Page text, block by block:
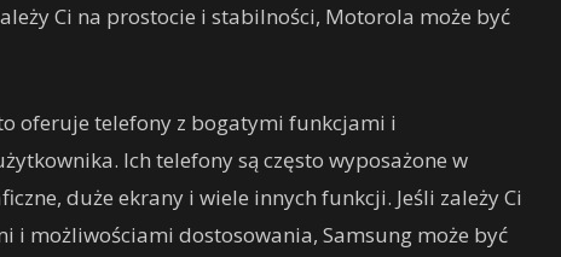
Ci na prostocie i stabilności, Motorola może być
oferuje telefony z bogatymi funkcjami i
Ich telefony są często wyposażone w
duże ekrany i wiele innych funkcji. Jeśli zależy Ci
i możliwościami dostosowania, Samsung może być